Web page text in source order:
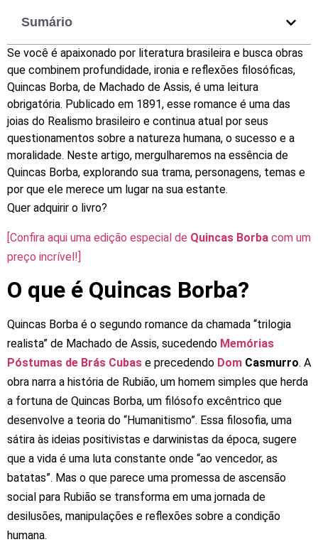
Sumário
Se você é apaixonado por literatura brasileira e busca obras
que combinem profundidade, ironia e reflexões filosóficas,
Quincas Borba, de Machado de Assis, é uma leitura
obrigatória. Publicado em 1891, esse romance é uma das
joias do Realismo brasileiro e continua atual por seus
questionamentos sobre a natureza humana, o sucesso e a
moralidade. Neste artigo, mergulharemos na essência de
Quincas Borba, explorando sua trama, personagens, temas e
por que ele merece um lugar na sua estante.
Quer adquirir o livro?
[Confira aqui uma edição especial de Quincas Borba com um
preço incrível!]
O que é Quincas Borba?
Quincas Borba é o segundo romance da chamada “trilogia
realista” de Machado de Assis, sucedendo Memórias
Póstumas de Brás Cubas e precedendo Dom Casmurro. A
obra narra a história de Rubião, um homem simples que herda
a fortuna de Quincas Borba, um filósofo excêntrico que
desenvolve a teoria do “Humanitismo”. Essa filosofia, uma
sátira às ideias positivistas e darwinistas da época, sugere
que a vida é uma luta constante onde “ao vencedor, as
batatas”. Mas o que parece uma promessa de ascensão
social para Rubião se transforma em uma jornada de
desilusões, manipulações e reflexões sobre a condição
humana.